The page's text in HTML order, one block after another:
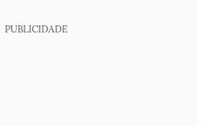
PUBLICIDADE